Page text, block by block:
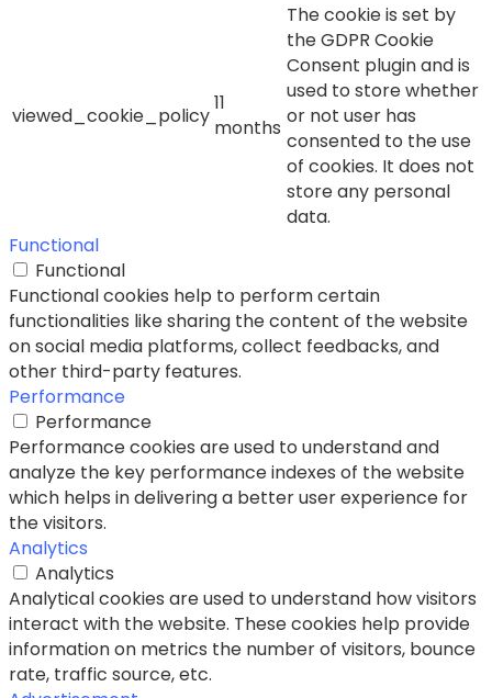
viewed_cookie_policy
11
months
The cookie is set by
the GDPR Cookie
Consent plugin and is
used to store whether
or not user has
consented to the use
of cookies. It does not
store any personal
data.
Functional
Functional
Functional cookies help to perform certain
functionalities like sharing the content of the website
on social media platforms, collect feedbacks, and
other third-party features.
Performance
Performance
Performance cookies are used to understand and
analyze the key performance indexes of the website
which helps in delivering a better user experience for
the visitors.
Analytics
Analytics
Analytical cookies are used to understand how visitors
interact with the website. These cookies help provide
information on metrics the number of visitors, bounce
rate, traffic source, etc.